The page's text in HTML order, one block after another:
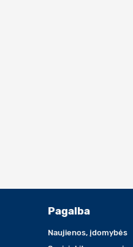
Pagalba
Naujienos, įdomybės